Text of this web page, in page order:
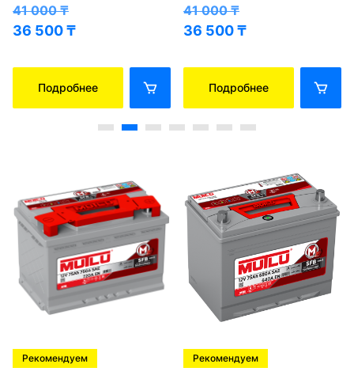
41 000₸
36 500₸
Подробнее
41 000₸
36 500₸
Подробнее
Рекомендуем Рекомендуем